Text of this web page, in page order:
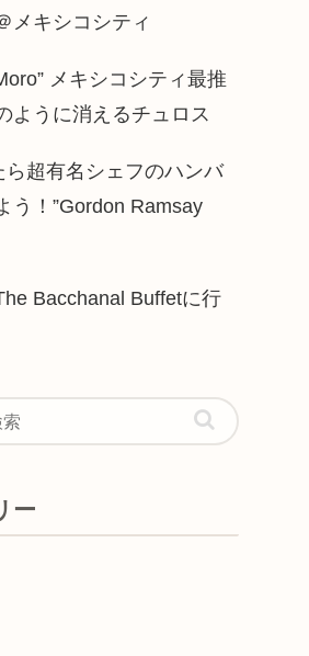
メキシコシティ
メキシコシティ最推
ように消えるチュロス
ら超有名シェフのハンバ
う！”Gordon Ramsay
Bacchanal Buffetに行
ー